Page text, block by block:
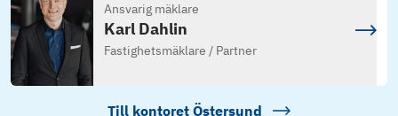
Ansvarig mäklare
Karl Dahlin
Fastighetsmäklare / Partner
Till kontoret Östersund